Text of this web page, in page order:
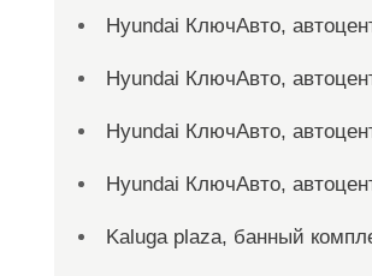
Hyundai КлючАвто,
Hyundai КлючАвто,
Hyundai КлючАвто,
Hyundai КлючАвто,
Kaluga plaza, банный